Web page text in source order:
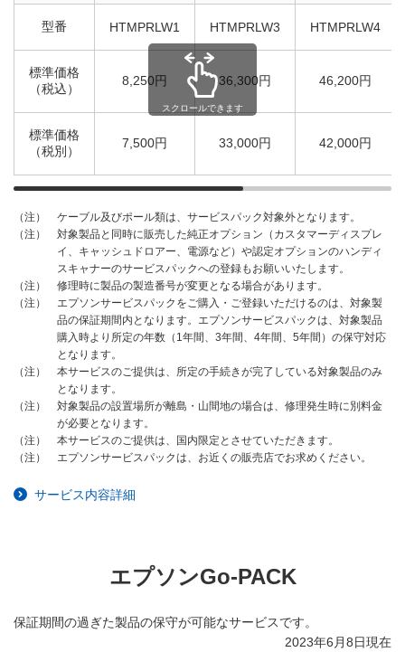
型番 HTMPRLW1 HTMPRLW3 HTMPRLW4
標準価格
（税込）
8,250円 36,300円 46,200円
標準価格
（税別）
7,500円 33,000円 42,000円
スクロールできます
（注）
ケーブル及びポール類は、サービスパック対象外となります。
（注）
対象製品と同時に販売した純正オプション（カスタマーディスプレ
イ、キャッシュドロアー、電源など）や認定オプションのハンディ
スキャナーのサービスパックへの登録もお願いいたします。
（注）
修理時に製品の製造番号が変更となる場合があります。
（注）
エプソンサービスパックをご購入・ご登録いただけるのは、対象製
品の保証期間内となります。エプソンサービスパックは、対象製品
購入時より所定の年数（1年間、3年間、4年間、5年間）の保守対応
となります。
（注）
本サービスのご提供は、所定の手続きが完了している対象製品のみ
となります。
（注）
対象製品の設置場所が離島・山間地の場合は、修理発生時に別料金
が必要となります。
（注）
本サービスのご提供は、国内限定とさせていただきます。
（注）
エプソンサービスパックは、お近くの販売店でお求めください。
サービス内容詳細
エプソンGo-PACK
保証期間の過ぎた製品の保守が可能なサービスです。
2023年6月8日現在